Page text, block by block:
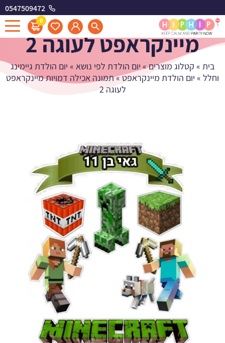
0547509472
0
תמונה אכילה דמויות
מיינקראפט לעוגה 2
בית » קטלוג מוצרים» יום הולדת לפי נושא » יום הולדת גיימינג
וחלל » יום הולדת מיינקראפט»תמונה אכילה דמויות מיינקראפט
לעוגה 2